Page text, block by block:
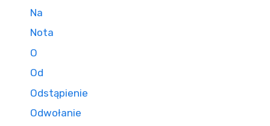
Na
Nota
O
Od
Odstąpienie
Odwołanie